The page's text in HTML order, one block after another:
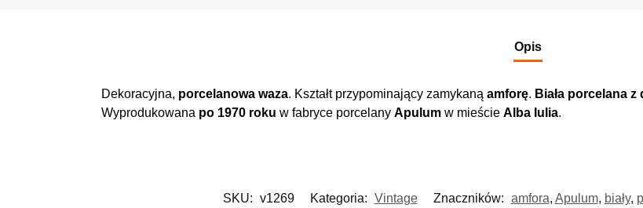
Opis
Dekoracyjna, porcelanowa waza. Kształt przypominający zamykaną amforę. Biała porcelana
Wyprodukowana po 1970 roku w fabryce porcelany Apulumw mieście Alba Iulia.
SKU: v1269 Kategoria: Vintage Znaczników: amfora, Apulum, biały,